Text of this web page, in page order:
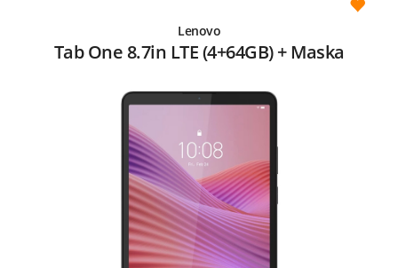
Lenovo
Tab One 8.7in LTE (4+64GB) + Maska